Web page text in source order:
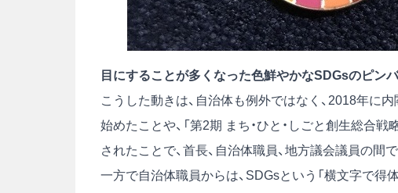
目にすることが多くなった色鮮やかなSDGsのピン
こうした動きは、自治体も例外ではなく、2018年に
始めたことや、「第2期 まち・ひと・しごと創生総合
されたことで、首長、自治体職員、地方議会議員の間
一方で自治体職員からは、SDGsという「横文字で得